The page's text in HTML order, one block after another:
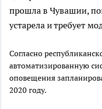
прошла в Чувашии,
устарела и требует
Согласно
автоматизированную
оповещения
2020 году.